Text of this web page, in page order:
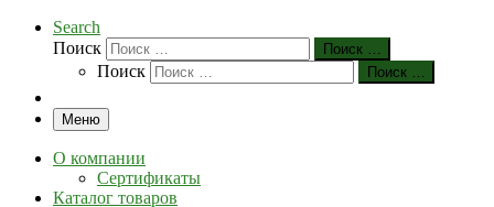
Search
Поиск
Поиск …
Поиск Поиск …
Меню
О компании
Сертификаты
Каталог товаров